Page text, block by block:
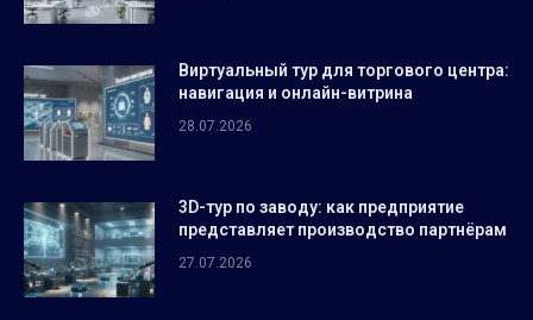
Виртуальный тур для торгового центра:
навигация и онлайн-витрина
28.07.2026
3D-тур по заводу: как предприятие
представляет производство партнёрам
27.07.2026